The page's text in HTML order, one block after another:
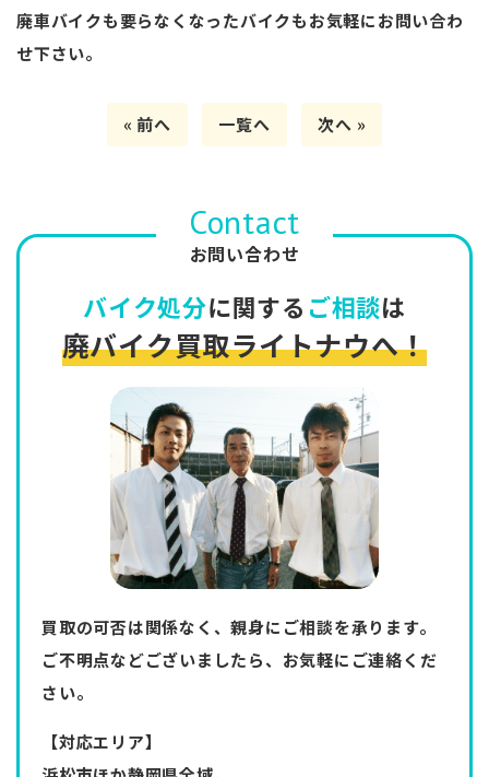
廃車バイクも要らなくなったバイクもお気軽にお問い合わ
せ下さい。
« 前へ 一覧へ 次へ »
Contact
お問い合わせ
バイク処分に関する ご相談は
廃バイク買取ライトナウへ！
買取の可否は関係なく、親身にご相談を承ります。
ご不明点などございましたら、お気軽にご連絡くだ
さい。
【対応エリア】